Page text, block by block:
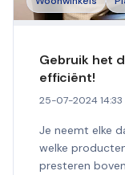
Gebruik het
efficiënt!
25-07-2024 14:33
Je neemt elke
welke
presteren